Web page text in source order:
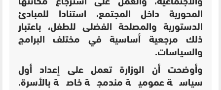
المحورية داخل المجتمع، استنادا للمبادئ
الدستورية والمصلحة الفضلى للطفل، باعتبار
ذلك مرجعية أساسية في مختلف البرامج
والسياسات.
وأوضحت أن الوزارة تعمل على إعداد أول
سياسة عمومية مندمجة خاصة بالأسرة.